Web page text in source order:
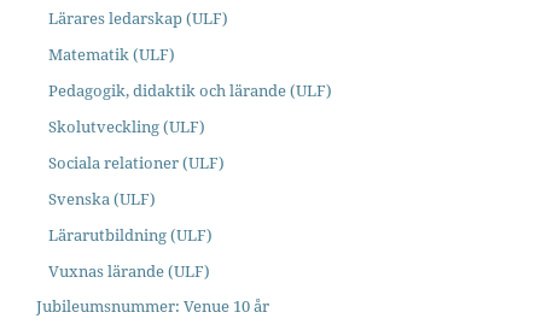
Lärares ledarskap (ULF)
Matematik (ULF)
Pedagogik, didaktik och lärande (ULF)
Skolutveckling (ULF)
Sociala relationer (ULF)
Svenska (ULF)
Lärarutbildning (ULF)
Vuxnas lärande (ULF)
Jubileumsnummer: Venue 10 år